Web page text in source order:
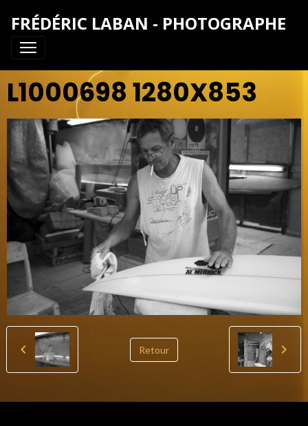
FRÉDÉRIC LABAN - PHOTOGRAPHE
L1000698 1280X853
Retour